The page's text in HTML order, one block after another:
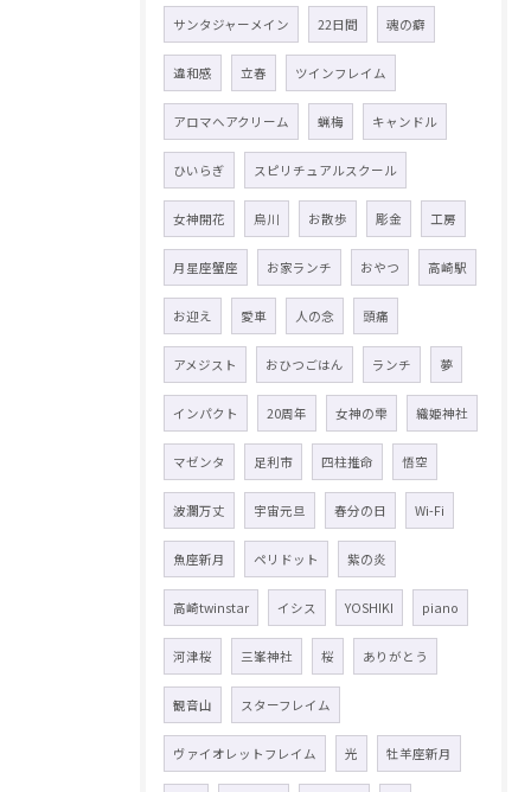
サンタジャーメイン 22日間 魂の癖
違和感 立春 ツインフレイム
アロマヘアクリーム 蝋梅 キャンドル
ひいらぎ スピリチュアルスクール
女神開花 烏川 お散歩 彫金 工房
月星座蟹座 お家ランチ おやつ 高崎駅
お迎え 愛車 人の念 頭痛
アメジスト おひつごはん ランチ 夢
インパクト 20周年 女神の雫 織姫神社
マゼンタ 足利市 四柱推命 悟空
波瀾万丈 宇宙元旦 春分の日 Wi-Fi
魚座新月 ペリドット 紫の炎
高崎twinstar イシス YOSHIKI piano
河津桜 三峯神社 桜 ありがとう
観音山 スターフレイム
ヴァイオレットフレイム 光 牡羊座新月